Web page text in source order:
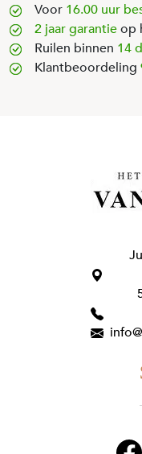
Voor 16.00 uur
2 jaar garantieop
Ruilen binnen 14
Klantbeoordeling